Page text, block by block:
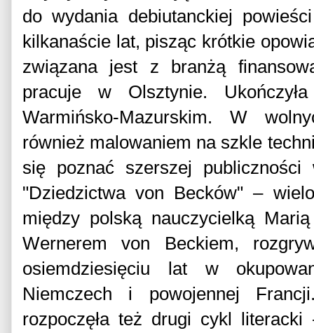
do wydania debiutanckiej
kilkanaście lat, pisząc krótkie
związana jest z branżą
pracuje w Olsztynie.
Warmińsko-Mazurskim. W
również malowaniem na szkle
się poznać szerszej
"Dziedzictwa von Becków" –
między polską nauczycielką
Wernerem von Beckiem,
osiemdziesięciu lat w
Niemczech i powojennej
rozpoczęła też drugi cykl